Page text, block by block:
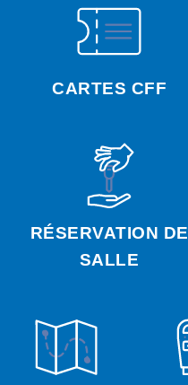
CARTES CFF
RÉSERVATION DE
SALLE